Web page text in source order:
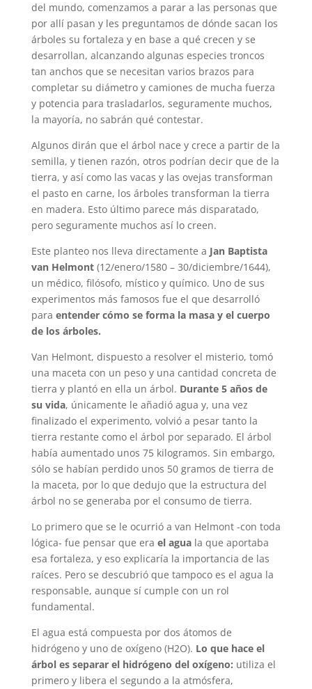
del mundo, comenzamos a parar a las personas que
por allí pasan y les preguntamos de dónde sacan los
árboles su fortaleza y en base a qué crecen y se
desarrollan, alcanzando algunas especies troncos
tan anchos que se necesitan varios brazos para
completar su diámetro y camiones de mucha fuerza
y potencia para trasladarlos, seguramente muchos,
la mayoría, no sabrán qué contestar.
Algunos dirán que el árbol nace y crece a partir de la
semilla, y tienen razón, otros podrían decir que de la
tierra, y así como las vacas y las ovejas transforman
el pasto en carne, los árboles transforman la tierra
en madera. Esto último parece más disparatado,
pero seguramente muchos así lo creen.
Este planteo nos lleva directamente a Jan Baptista
van Helmont(12/enero/1580 – 30/diciembre/1644),
un médico, filósofo, místico y químico. Uno de sus
experimentos más famosos fue el que desarrolló
para entender cómo se forma la masa y el cuerpo
de los árboles.
Van Helmont, dispuesto a resolver el misterio, tomó
una maceta con un peso y una cantidad concreta de
tierra y plantó en ella un árbol. Durante 5 años de
su vida, únicamente le añadió agua y, una vez
finalizado el experimento, volvió a pesar tanto la
tierra restante como el árbol por separado. El árbol
había aumentado unos 75 kilogramos. Sin embargo,
sólo se habían perdido unos 50 gramos de tierra de
la maceta, por lo que dedujo que la estructura del
árbol no se generaba por el consumo de tierra.
Lo primero que se le ocurrió a van Helmont -con toda
lógica- fue pensar que era el aguala que aportaba
esa fortaleza, y eso explicaría la importancia de las
raíces. Pero se descubrió que tampoco es el agua la
responsable, aunque sí cumple con un rol
fundamental.
El agua está compuesta por dos átomos de
hidrógeno y uno de oxígeno (H2O). Lo que hace el
árbol es separar el hidrógeno del oxígeno: utiliza el
primero y libera el segundo a la atmósfera,